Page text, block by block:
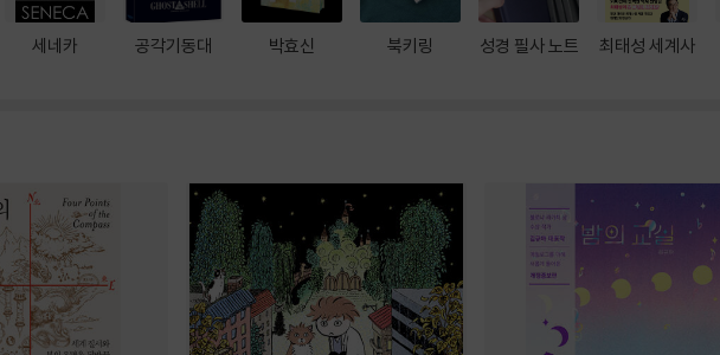
세네카 공각기동대 박효신 북키링 성경 필사 노트 최태성 세계사